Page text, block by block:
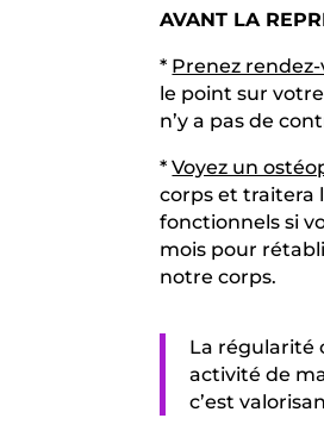
AVANT LA
* Prenez
le point sur
n’y a pas de
*Voyez un
corps et traitera
fonctionnels si
mois pour
notre corps.
La régularité
activité de
c’est